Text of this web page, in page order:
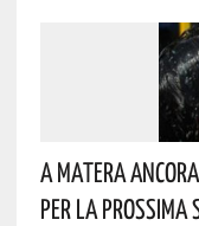
A Matera
Per La